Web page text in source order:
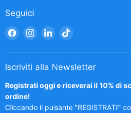
Seguici
Trovaci
Facebook
Trovaci
Instagram
Trovaci
LinkedIn
Trovaci
TikTok
Iscriviti alla Newsletter
Registrati oggi e riceverai il 10% di
ordine!
Cliccando il pulsante "REGISTRATI"